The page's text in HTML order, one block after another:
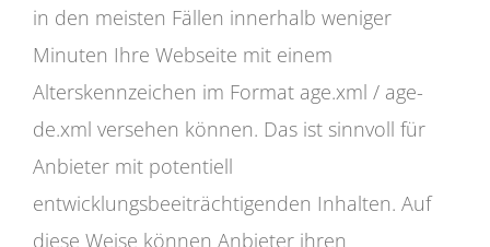
in den meisten Fällen innerhalb weniger
Minuten Ihre Webseite mit einem
Alterskennzeichen im Format age.xml / age-
de.xml versehen können. Das ist sinnvoll für
Anbieter mit potentiell
entwicklungsbeeiträchtigenden Inhalten. Auf
diese Weise können Anbieter ihren